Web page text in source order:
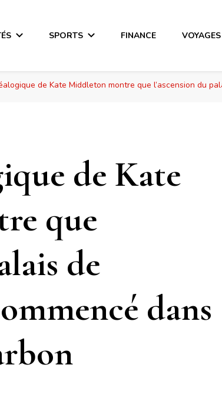
SPORTS FINANCE VOYAGES
de Kate Middleton montre que l’ascension du
de Kate
que
de
dans